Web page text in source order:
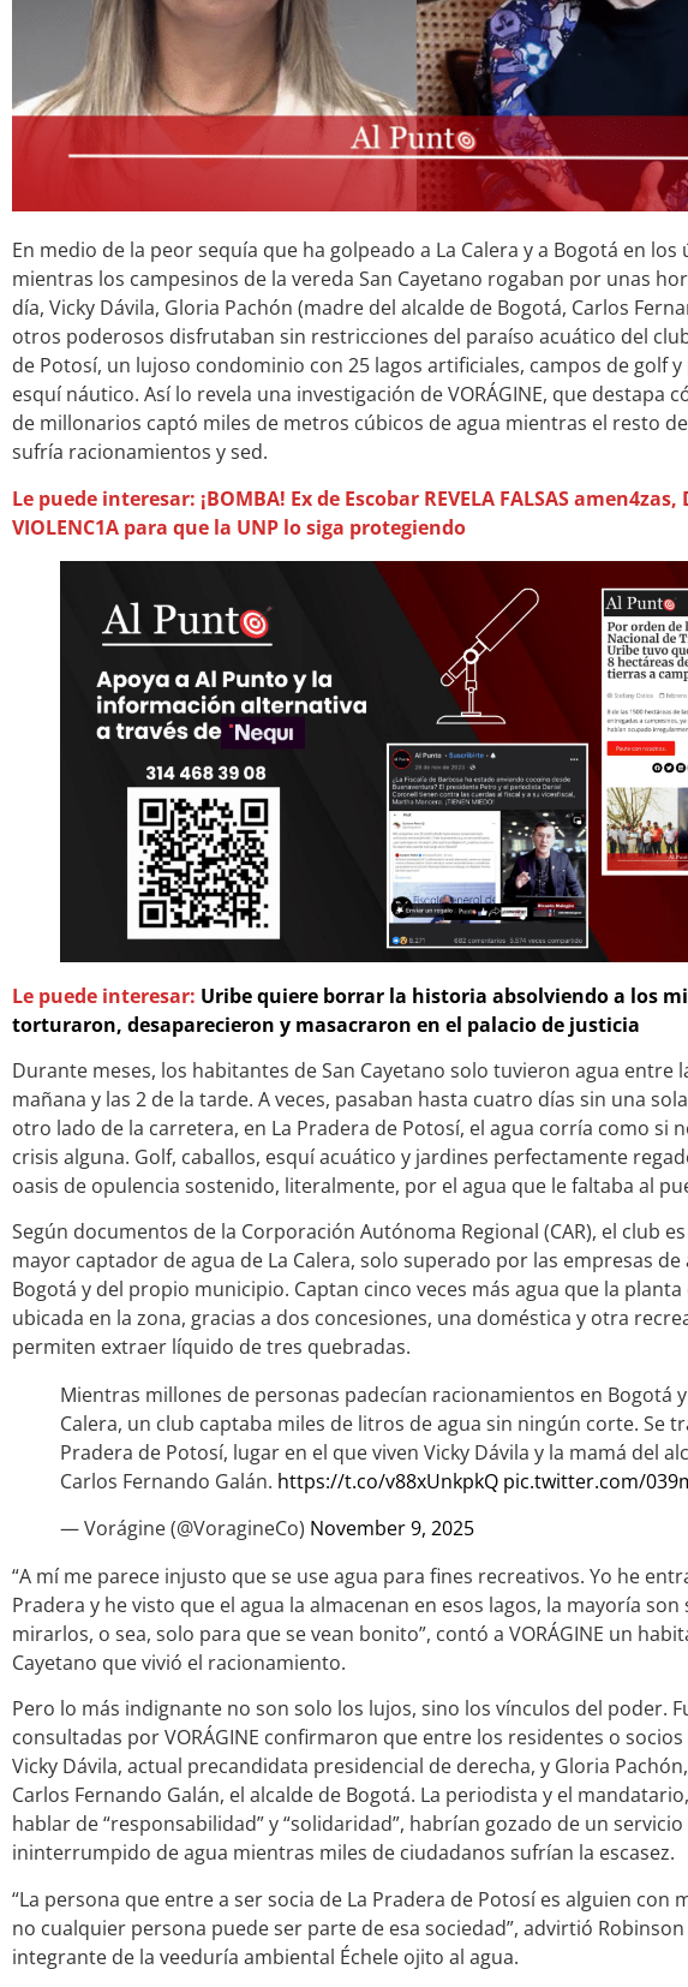
En medio de la peor sequía que ha golpeado a La Calera y a Bogotá en los
mientras los campesinos de la vereda San Cayetano rogaban por unas
día, Vicky Dávila, Gloria Pachón (madre del alcalde de Bogotá, Carlos
otros poderosos disfrutaban sin restricciones del paraíso acuático del
de Potosí, un lujoso condominio con 25 lagos artificiales, campos de golf y
esquí náutico. Así lo revela una investigación de VORÁGINE, que destapa
de millonarios captó miles de metros cúbicos de agua mientras el resto
sufría racionamientos y sed.
Le puede interesar: ¡BOMBA! Ex de Escobar REVELA FALSAS amen4zas,
VIOLENC1A para que la UNP lo siga protegiendo
Le puede interesar: Uribe quiere borrar la historia absolviendo a los
torturaron, desaparecieron y masacraron en el palacio de justicia
Durante meses, los habitantes de San Cayetano solo tuvieron agua entre
mañana y las 2 de la tarde. A veces, pasaban hasta cuatro días sin una
otro lado de la carretera, en La Pradera de Potosí, el agua corría como si
crisis alguna. Golf, caballos, esquí acuático y jardines perfectamente
oasis de opulencia sostenido, literalmente, por el agua que le faltaba al
Según documentos de la Corporación Autónoma Regional (CAR), el club
mayor captador de agua de La Calera, solo superado por las empresas
Bogotá y del propio municipio. Captan cinco veces más agua que la planta
ubicada en la zona, gracias a dos concesiones, una doméstica y otra
permiten extraer líquido de tres quebradas.
Mientras millones de personas padecían racionamientos en Bogotá y
Calera, un club captaba miles de litros de agua sin ningún corte. Se
Pradera de Potosí, lugar en el que viven Vicky Dávila y la mamá del
Carlos Fernando Galán. https://t.co/v88xUnkpkQ pic.twitter.com/
— Vorágine (@VoragineCo) November 9, 2025
“A mí me parece injusto que se use agua para fines recreativos. Yo he
Pradera y he visto que el agua la almacenan en esos lagos, la mayoría son
mirarlos, o sea, solo para que se vean bonito”, contó a VORÁGINE un
Cayetano que vivió el racionamiento.
Pero lo más indignante no son solo los lujos, sino los vínculos del poder.
consultadas por VORÁGINE confirmaron que entre los residentes o
Vicky Dávila, actual precandidata presidencial de derecha, y Gloria
Carlos Fernando Galán, el alcalde de Bogotá. La periodista y el
hablar de “responsabilidad” y “solidaridad”, habrían gozado de un servicio
ininterrumpido de agua mientras miles de ciudadanos sufrían la escasez.
“La persona que entre a ser socia de La Pradera de Potosí es alguien con
no cualquier persona puede ser parte de esa sociedad”, advirtió Robinson
integrante de la veeduría ambiental Échele ojito al agua.